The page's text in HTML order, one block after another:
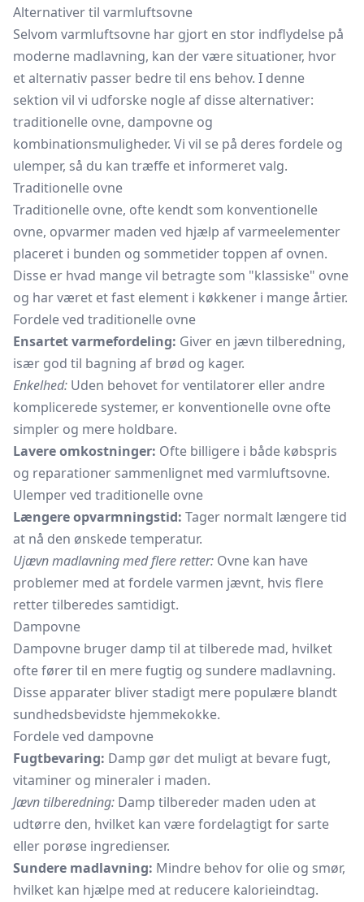
Alternativer til varmluftsovne
Selvom varmluftsovne har gjort en stor indflydelse på
moderne madlavning, kan der være situationer, hvor
et alternativ passer bedre til ens behov. I denne
sektion vil vi udforske nogle af disse alternativer:
traditionelle ovne, dampovne og
kombinationsmuligheder. Vi vil se på deres fordele og
ulemper, så du kan træffe et informeret valg.
Traditionelle ovne
Traditionelle ovne, ofte kendt som konventionelle
ovne, opvarmer maden ved hjælp af varmeelementer
placeret i bunden og sommetider toppen af ovnen.
Disse er hvad mange vil betragte som "klassiske" ovne
og har været et fast element i køkkener i mange årtier.
Fordele ved traditionelle ovne
Ensartet varmefordeling: Giver en jævn tilberedning,
især god til bagning af brød og kager.
Enkelhed: Uden behovet for ventilatorer eller andre
komplicerede systemer, er konventionelle ovne ofte
simpler og mere holdbare.
Lavere omkostninger: Ofte billigere i både købspris
og reparationer sammenlignet med varmluftsovne.
Ulemper ved traditionelle ovne
Længere opvarmningstid: Tager normalt længere tid
at nå den ønskede temperatur.
Ujævn madlavning med flere retter: Ovne kan have
problemer med at fordele varmen jævnt, hvis flere
retter tilberedes samtidigt.
Dampovne
Dampovne bruger damp til at tilberede mad, hvilket
ofte fører til en mere fugtig og sundere madlavning.
Disse apparater bliver stadigt mere populære blandt
sundhedsbevidste hjemmekokke.
Fordele ved dampovne
Fugtbevaring: Damp gør det muligt at bevare fugt,
vitaminer og mineraler i maden.
Jævn tilberedning: Damp tilbereder maden uden at
udtørre den, hvilket kan være fordelagtigt for sarte
eller porøse ingredienser.
Sundere madlavning: Mindre behov for olie og smør,
hvilket kan hjælpe med at reducere kalorieindtag.